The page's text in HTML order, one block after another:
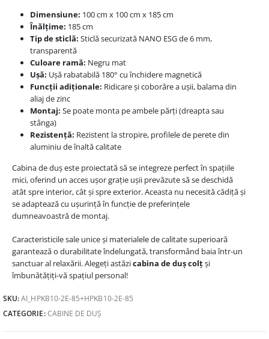
Dimensiune: 100 cm x 100 cm x 185 cm
Înălțime: 185 cm
Tip de sticlă: Sticlă securizată NANO ESG de 6 mm,
transparentă
Culoare ramă: Negru mat
Ușă: Ușă rabatabilă 180° cu închidere magnetică
Funcții adiționale: Ridicare și coborâre a ușii, balama din
aliaj de zinc
Montaj: Se poate monta pe ambele părți (dreapta sau
stânga)
Rezistență: Rezistent la stropire, profilele de perete din
aluminiu de înaltă calitate
Cabina de duș este proiectată să se integreze perfect în spațiile
mici, oferind un acces ușor grație ușii prevăzute să se deschidă
atât spre interior, cât și spre exterior. Aceasta nu necesită cădiță și
se adaptează cu ușurință în funcție de preferințele
dumneavoastră de montaj.
Caracteristicile sale unice și materialele de calitate superioară
garantează o durabilitate îndelungată, transformând baia într-un
sanctuar al relaxării. Alegeți astăzicabina de duș colțși
îmbunătățiți-vă spațiul personal!
SKU:AI_HPKB10-2E-85+HPKB10-2E-85
CATEGORIE:CABINE DE DUȘ